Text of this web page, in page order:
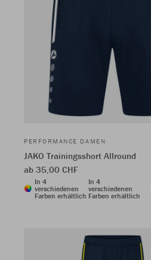
PERFORMANCE DAMEN
JAKO Trainingsshort Allround
ab 35,00 CHF
In 4
verschiedenen
Farben erhältlich
In 4
verschiedenen
Farben erhältlich